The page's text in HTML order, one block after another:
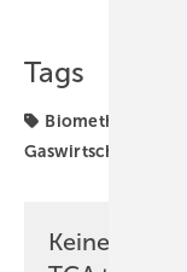
Tags
Biomethan
Gaswirtschaft
Keine Zeit?